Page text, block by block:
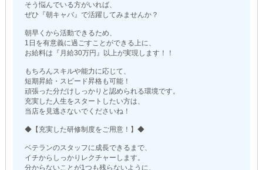
そう悩んでいる方がいれば、
ぜひ『朝キャバ』で活躍してみませんか？
朝早くから活動できるため、
1日を有意義に過ごすことができる上に、
お給料は『月給30万円』以上が実現します！！
もちろんスキルや能力に応じて、
短期昇給・スピード昇格も可能！
頑張った分だけしっかりと認められる環境です。
充実した人生をスタートしたい方は、
当店を見逃さないでくださいね！
◆【充実した研修制度をご用意！】◆
ベテランのスタッフに成長できるまで、
イチからしっかりレクチャーします。
分からないことが1つも残らないように、